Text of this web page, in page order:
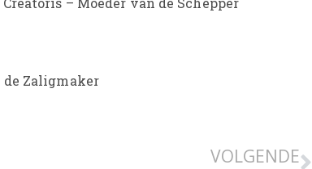
Zaligmaker
VOLGENDE